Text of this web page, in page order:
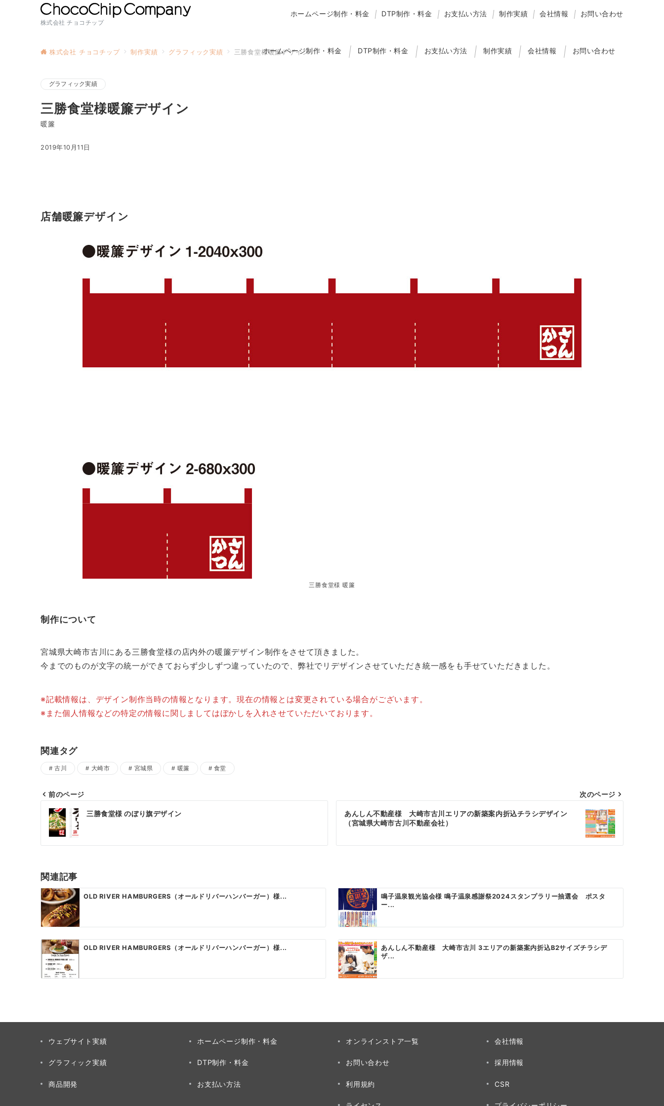
株式会社 チョコチップ
ホームページ制作・料金 DTP制作・料金 お支払い方法 制作実績 会社情報 お問い合わせ
ホームページ制作・料金 DTP制作・料金 お支払い方法 制作実績 会社情報 お問い合わせ
株式会社 チョコチップ 制作実績 グラフィック実績 三勝食堂様暖簾デザイン
グラフィック実績
三勝食堂様暖簾デザイン
暖簾
2019年10月11日
店舗暖簾デザイン
三勝食堂様 暖簾
制作について
宮城県大崎市古川にある三勝食堂様の店内外の暖簾デザイン制作をさせて頂きました。
今までのものが文字の統一ができておらず少しずつ違っていたので、弊社でリデザインさせていただき統一感をも手せていただきました。
※記載情報は、デザイン制作当時の情報となります。現在の情報とは変更されている場合がございます。
※また個人情報などの特定の情報に関しましてはぼかしを入れさせていただいております。
関連タグ
古川 大崎市 宮城県 暖簾 食堂
投
稿
ゲ
ー
シ
ョ
ン
前のページ
三勝食堂様 のぼり旗デザイン
次のページ
あんしん不動産様 大崎市古川エリアの新築案内折込チラシデザイン
（宮城県大崎市古川不動産会社）
関連記事
OLD RIVER HAMBURGERS（オールドリバーハンバーガー）様...
鳴子温泉観光協会様 鳴子温泉感謝祭2024スタンプラリー抽選会 ポスタ
ー...
OLD RIVER HAMBURGERS（オールドリバーハンバーガー）様...
あんしん不動産様 大崎市古川 3エリアの新築案内折込B2サイズチラシデ
ザ...
ウェブサイト実績
グラフィック実績
商品開発
ホームページ制作・料金
DTP制作・料金
お支払い方法
オンラインストア一覧
お問い合わせ
利用規約
会社情報
採用情報
CSR